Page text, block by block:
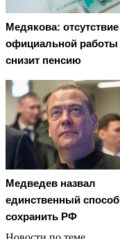
Медякова: отсутствие
официальной работы
снизит пенсию
Медведев назвал
единственный способ
сохранить РФ